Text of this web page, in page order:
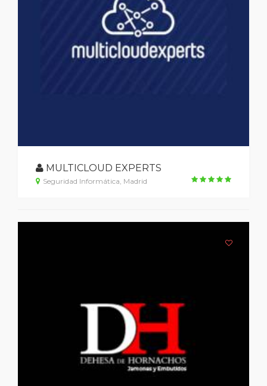
MULTICLOUD EXPERTS
Seguridad Informática, Madrid